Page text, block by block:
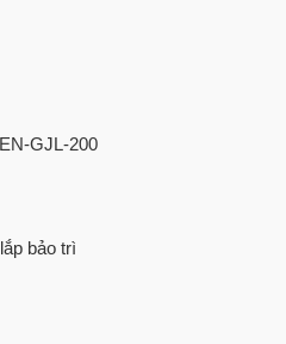
GJL-200
bảo trì